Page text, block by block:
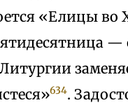
«Елицы во
—
634.